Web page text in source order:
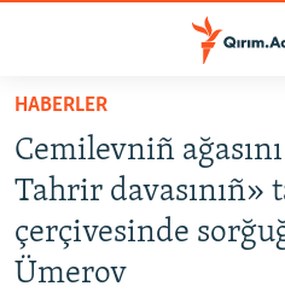
Esas
qaytmaq
Baş
navigatsiyağa
qaytmaq
Qıdıruvğa
HABERLER
SİYASET
İQTİSADİYAT
CEMİYET
HABERLER
Cemilevniñ
Tahrir davasınıñ»
çerçivesinde
Ümerov